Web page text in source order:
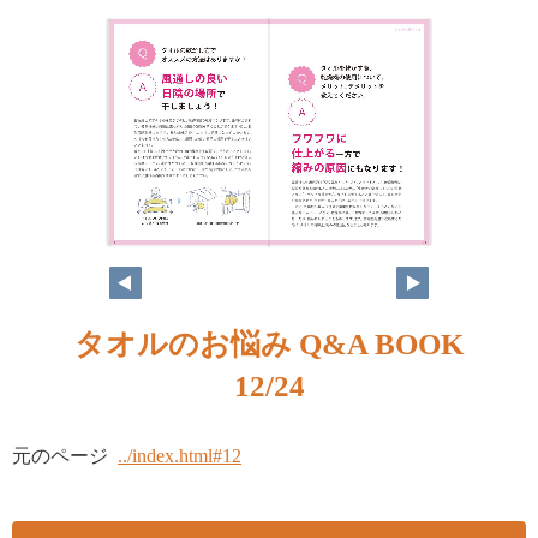
タオルのお悩み Q&A BOOK
12/24
元のページ ../index.html#12